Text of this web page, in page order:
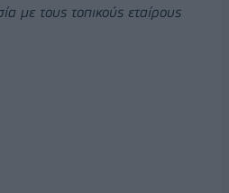
με τους τοπικούς εταίρους